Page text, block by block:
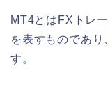
MT4とはFXトレ
を表すものであり
す。